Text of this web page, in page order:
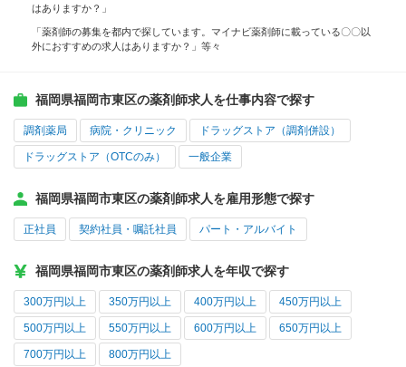
はありますか？」
「薬剤師の募集を都内で探しています。マイナビ薬剤師に載っている〇〇以
外におすすめの求人はありますか？」等々
福岡県福岡市東区の薬剤師求人を仕事内容で探す
調剤薬局 病院・クリニック ドラッグストア（調剤併設）
ドラッグストア（OTCのみ） 一般企業
福岡県福岡市東区の薬剤師求人を雇用形態で探す
正社員 契約社員・嘱託社員 パート・アルバイト
福岡県福岡市東区の薬剤師求人を年収で探す
300万円以上 350万円以上 400万円以上 450万円以上
500万円以上 550万円以上 600万円以上 650万円以上
700万円以上 800万円以上